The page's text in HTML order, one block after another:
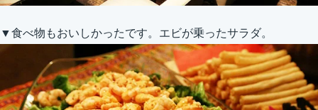
▼食べ物もおいしかったです。エビが乗ったサラダ。